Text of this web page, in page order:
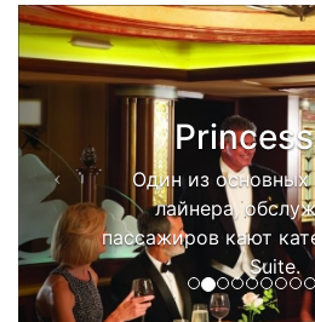
Один из основных
лайнера,
пассажиров кают
Suite.
Previous